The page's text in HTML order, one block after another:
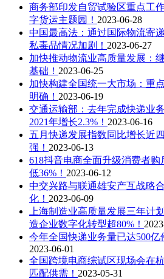
商务部印发自贸试验区重点工
字货运主题园！ 2023-06-28
中国最高法：通过国际物流寄
私毒品情况加剧！ 2023-06-27
加快推动物流业高质量发展：
基础！ 2023-06-25
加快构建全国统一大市场：重
明确！ 2023-06-19
交通运输部：去年完成快递业
2021年增长2.3%！ 2023-06-16
五月快递发展指数同比增长近
强！ 2023-06-13
618抖音电商全面升级消费者
低36%！ 2023-06-12
中交兴路与联通雄安产互战略
化！ 2023-06-09
上海制造业高质量发展三年计
造企业数字化转型超80%！
今年全国快递业务量已达500亿
2023-06-01
全国跨境电商综试区现场会在
匹配供需！ 2023-05-31